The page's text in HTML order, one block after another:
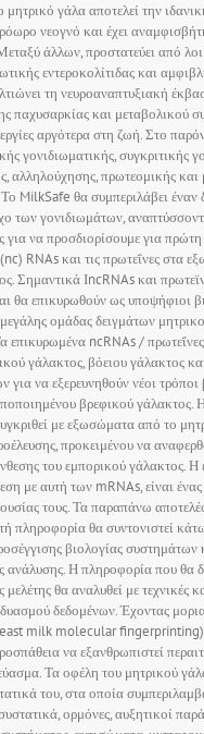
μητρικό γάλα αποτελεί την
νεογνό και έχει
άλλων, προστατεύει από
εντεροκολίτιδας και
τη νευροαναπτυξιακή
παχυσαρκίας και μεταβολικού
αργότερα στη ζωή. Στο
γονιδιωματικής, συγκριτικής
αλληλούχησης, πρωτεομικής και
MilkSafe θα συμπεριλάβει έναν
των γονιδιωμάτων,
για να προσδιορίσουμε για
RNAs και τις πρωτεΐνες στα
Σημαντικά ΙncRNAs και
θα επικυρωθούν ως υποψήφιοι
ομάδας δειγμάτων
επικυρωμένα ncRNAs /
γάλακτος, βόειου γάλακτος
να εξερευνηθούν νέοι τρόποι
βρεφικού
με εξωσώματα από το
προκειμένου να
του εμπορικού γάλακτος.
με αυτή των mRNAs, είναι
τους. Τα παραπάνω
πληροφορία θα συντονιστεί
βιολογίας συστημάτων
ανάλυσης. Η πληροφορία που θα
μελέτης θα αναλυθεί με τεχνικές
δεδομένων. Έχοντας
milk molecular
να εξανθρωπιστεί
Τα οφέλη του μητρικού
του, στα οποία
ορμόνες, αυξητικοί